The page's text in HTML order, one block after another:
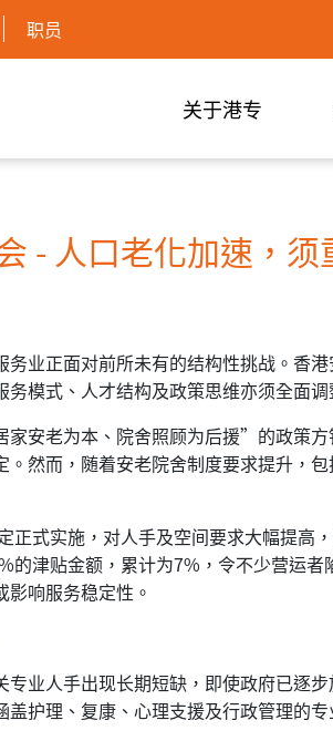
职员
关于港专
- 人口老化加速，
务业正面对前所未有的结构性挑战。香
模式、人才结构及政策思维亦须全面
安老为本、院舍照顾为后援”的政策
。然而，随着安老院舍制度要求提升，
正式实施，对人手及空间要求大幅提
的津贴金额，累计为7%，令不少营运
响服务稳定性。
专业人手出现长期短缺，即使政府已逐
护理、复康、心理支援及行政管理的